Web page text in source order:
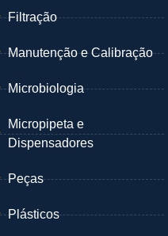
Filtração
Manutenção e Calibração
Microbiologia
Micropipeta e
Dispensadores
Peças
Plásticos